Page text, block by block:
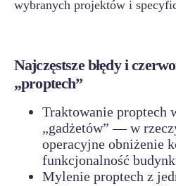
wybranych projektów i
Najczęstsze błędy i
„proptech”
Traktowanie proptech
„gadżetów” — w
operacyjne obniżenie
funkcjonalność
Mylenie proptech z